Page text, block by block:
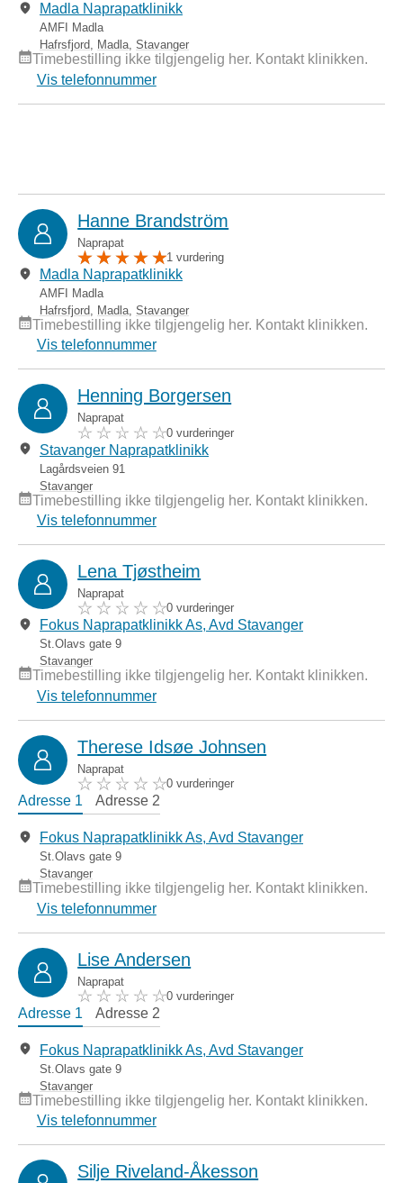
Madla Naprapatklinikk
AMFI Madla
Hafrsfjord, Madla, Stavanger
Timebestilling ikke tilgjengelig her. Kontakt klinikken.
Vis telefonnummer
Hanne Brandström
Naprapat
1 vurdering
Madla Naprapatklinikk
AMFI Madla
Hafrsfjord, Madla, Stavanger
Timebestilling ikke tilgjengelig her. Kontakt klinikken.
Vis telefonnummer
Henning Borgersen
Naprapat
0 vurderinger
Stavanger Naprapatklinikk
Lagårdsveien 91
Stavanger
Timebestilling ikke tilgjengelig her. Kontakt klinikken.
Vis telefonnummer
Lena Tjøstheim
Naprapat
0 vurderinger
Fokus Naprapatklinikk As, Avd Stavanger
St.Olavs gate 9
Stavanger
Timebestilling ikke tilgjengelig her. Kontakt klinikken.
Vis telefonnummer
Therese Idsøe Johnsen
Naprapat
0 vurderinger
Adresse 1 Adresse 2
Fokus Naprapatklinikk As, Avd Stavanger
St.Olavs gate 9
Stavanger
Timebestilling ikke tilgjengelig her. Kontakt klinikken.
Vis telefonnummer
Lise Andersen
Naprapat
0 vurderinger
Adresse 1 Adresse 2
Fokus Naprapatklinikk As, Avd Stavanger
St.Olavs gate 9
Stavanger
Timebestilling ikke tilgjengelig her. Kontakt klinikken.
Vis telefonnummer
Silje Riveland-Åkesson